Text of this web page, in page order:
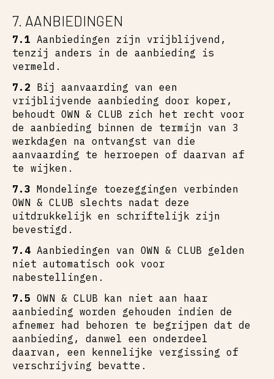
7. AANBIEDINGEN
7.1 Aanbiedingen zijn vrijblijvend,
tenzij anders in de aanbieding is
vermeld.
7.2 Bij aanvaarding van een
vrijblijvende aanbieding door koper,
behoudt OWN & CLUB zich het recht voor
de aanbieding binnen de termijn van 3
werkdagen na ontvangst van die
aanvaarding te herroepen of daarvan af
te wijken.
7.3 Mondelinge toezeggingen verbinden
OWN & CLUB slechts nadat deze
uitdrukkelijk en schriftelijk zijn
bevestigd.
7.4 Aanbiedingen van OWN & CLUB gelden
niet automatisch ook voor
nabestellingen.
7.5 OWN & CLUB kan niet aan haar
aanbieding worden gehouden indien de
afnemer had behoren te begrijpen dat de
aanbieding, danwel een onderdeel
daarvan, een kennelijke vergissing of
verschrijving bevatte.